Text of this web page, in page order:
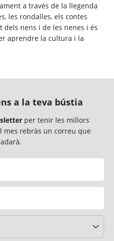
a través de la llegenda
les rondalles, els contes
nens i de les nenes i és
aprendre la cultura i la
a la teva bústia
per tenir les millors
mes rebràs un correu que